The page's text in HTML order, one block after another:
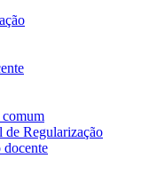
comum
de Regularização
docente